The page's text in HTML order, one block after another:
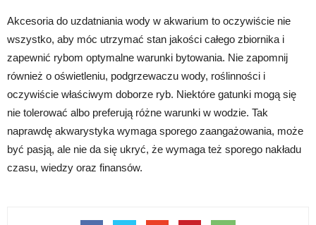
Akcesoria do uzdatniania wody w akwarium to oczywiście nie
wszystko, aby móc utrzymać stan jakości całego zbiornika i
zapewnić rybom optymalne warunki bytowania. Nie zapomnij
również o oświetleniu, podgrzewaczu wody, roślinności i
oczywiście właściwym doborze ryb. Niektóre gatunki mogą się
nie tolerować albo preferują różne warunki w wodzie. Tak
naprawdę akwarystyka wymaga sporego zaangażowania, może
być pasją, ale nie da się ukryć, że wymaga też sporego nakładu
czasu, wiedzy oraz finansów.